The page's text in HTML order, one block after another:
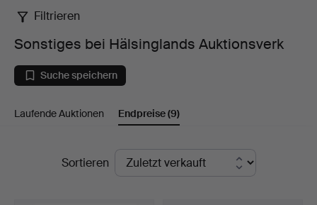
Sonstiges
bei
Hälsinglands
Auktionsverk
Filtrieren
Sonstiges bei Hälsinglands Auktionsverk
Suche speichern
Laufende Auktionen Endpreise(9)
EndpreiseSortieren